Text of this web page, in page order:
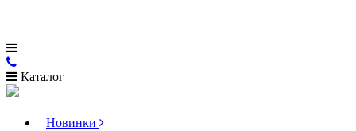
Каталог
Новинки